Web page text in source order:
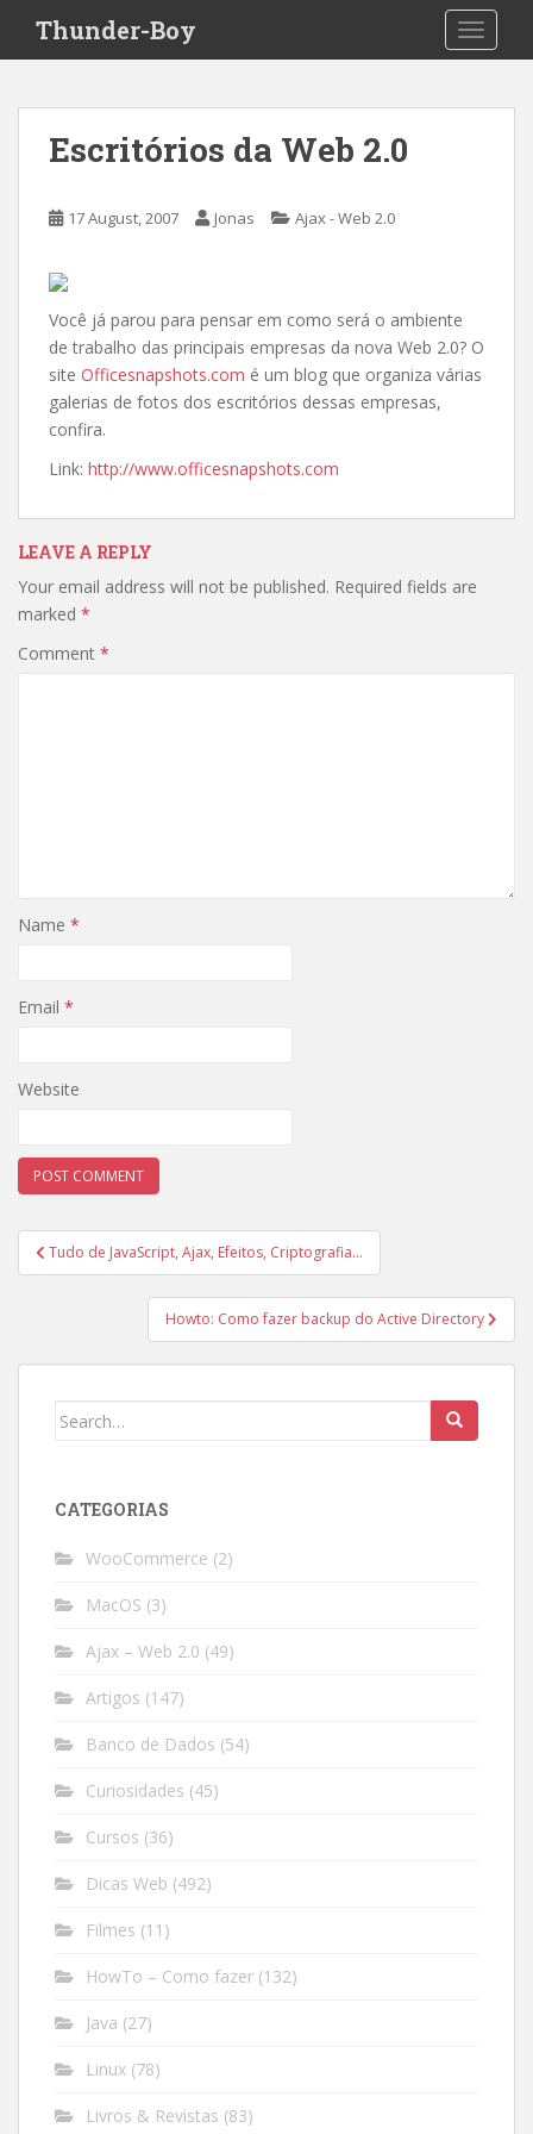
i
Thunder-Boy
Escritórios da Web 2.0
17 August, 2007 Jonas Ajax - Web 2.0
Você já parou para pensar em como será o ambiente
de trabalho das principais empresas da nova Web 2.0? O
site Officesnapshots.com é um blog que organiza várias
galerias de fotos dos escritórios dessas empresas,
confira.
Link: http://www.officesnapshots.com
LEAVE A REPLY
Your email address will not be published. Required fields are
marked *
Comment *
Name *
Email *
Website
Post
navigation
Tudo de JavaScript, Ajax, Efeitos, Criptografia…
Howto: Como fazer backup do Active Directory
Search
CATEGORIAS
WooCommerce (2)
MacOS (3)
Ajax – Web 2.0 (49)
Artigos (147)
Banco de Dados (54)
Curiosidades (45)
Cursos (36)
Dicas Web (492)
Filmes (11)
HowTo – Como fazer (132)
Java (27)
Linux (78)
Livros & Revistas (83)